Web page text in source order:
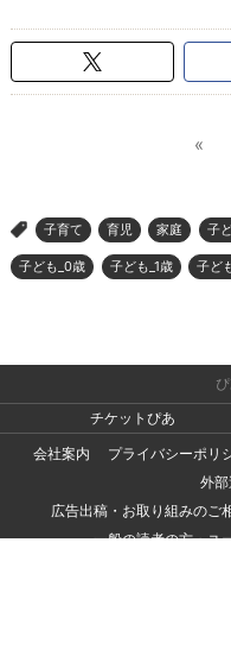
«
> 子育て 育児 家庭 子
子ども_0歳 子ども_1歳 子ど
チケットぴあ
会社案内
プライバシーポリ
外
広告出稿・お取り組みのご
一般の読者の方・ユ